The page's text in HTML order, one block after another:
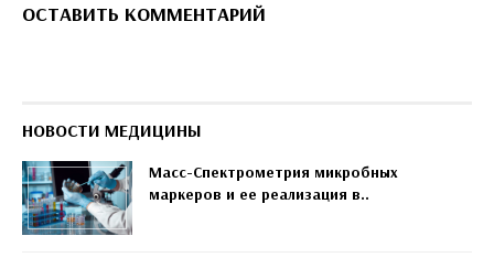
ОСТАВИТЬ КОММЕНТАРИЙ
НОВОСТИ МЕДИЦИНЫ
Масс-Спектрометрия микробных
маркеров и ее реализация в..